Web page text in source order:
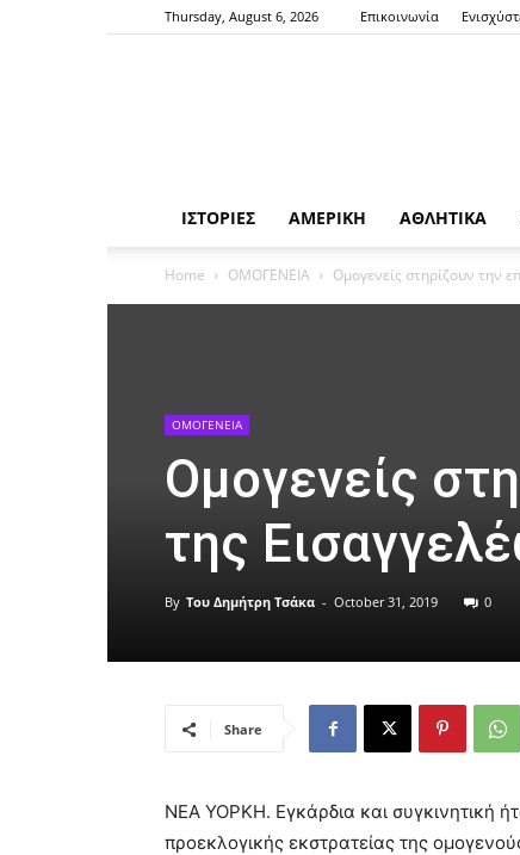
Thursday, August 6, 2026 Επικοινωνία
ΙΣΤΟΡΙΕΣ ΑΜΕΡΙΚΗ ΑΘΛΗΤΙΚΑ
Home ΟΜΟΓΕΝΕΙΑ Ομογενείς στηρίζουν την
ΟΜΟΓΕΝΕΙΑ
Ομογενείς
της
By Του Δημήτρη Τσάκα - October 31, 2019 0
Share
ΝΕΑ ΥΟΡΚΗ. Εγκάρδια και συγκινητική
προεκλογικής εκστρατείας της